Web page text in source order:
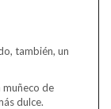
también, un
muñeco de
dulce.